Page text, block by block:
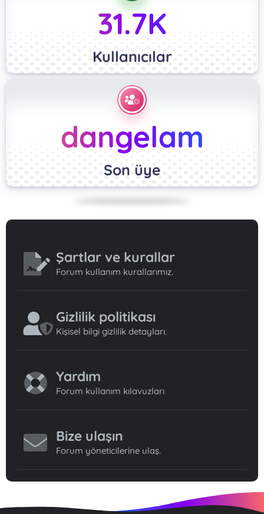
31.7K
Kullanıcılar
dangelam
Son üye
Şartlar ve kurallar
Forum kullanım kurallarımız.
Gizlilik politikası
Kişisel bilgi gizlilik detayları.
Yardım
Forum kullanım kılavuzları
Bize ulaşın
Forum yöneticilerine ulaş.